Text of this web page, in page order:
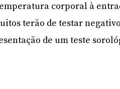
corporal à
terão de testar
de um teste